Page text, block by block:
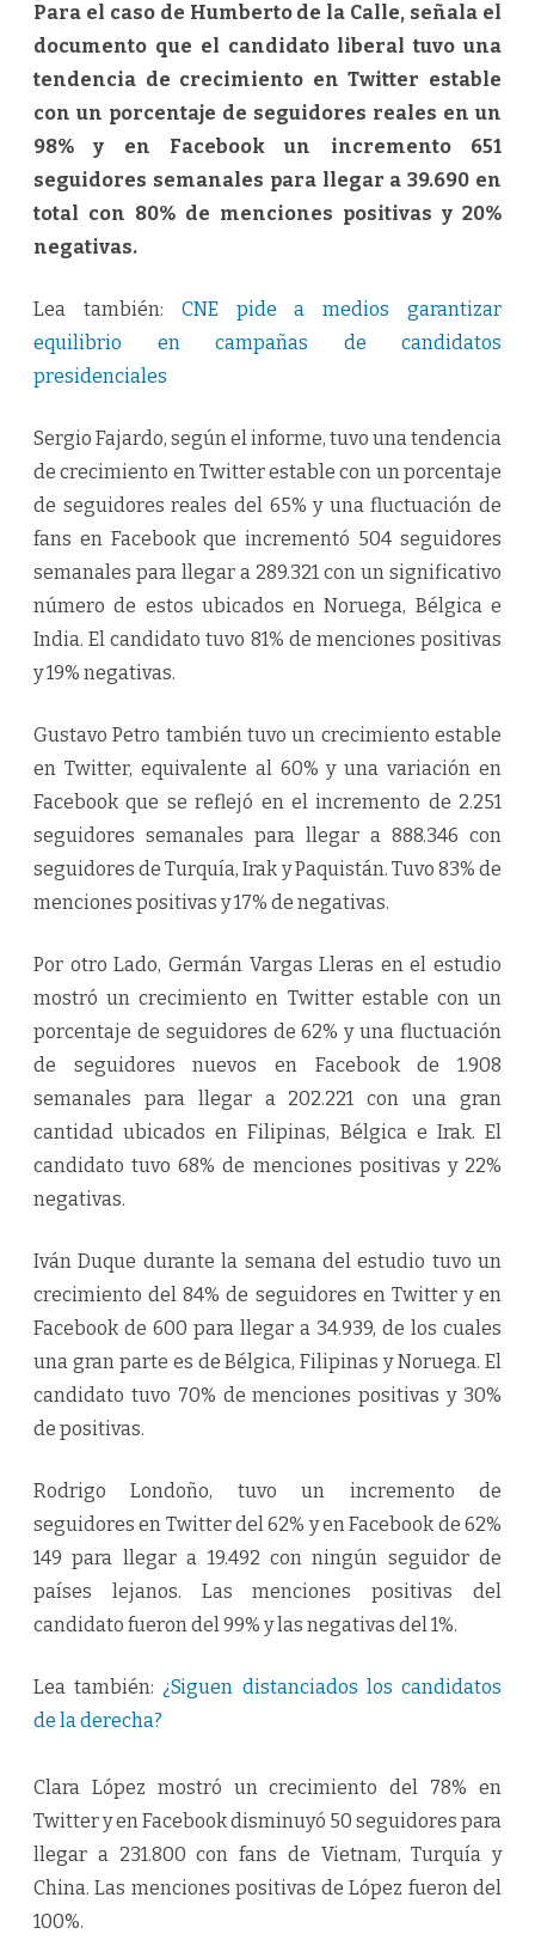
Para el caso de Humberto de la Calle, señala el
documento que el candidato liberal tuvo una
tendencia de crecimiento en Twitter estable
con un porcentaje de seguidores reales en un
98% y en Facebook un incremento 651
seguidores semanales para llegar a 39.690 en
total con 80% de menciones positivas y 20%
negativas.
Lea también: CNE pide a medios garantizar
equilibrio en campañas de candidatos
presidenciales
Sergio Fajardo, según el informe, tuvo una tendencia
de crecimiento en Twitter estable con un porcentaje
de seguidores reales del 65% y una fluctuación de
fans en Facebook que incrementó 504 seguidores
semanales para llegar a 289.321 con un significativo
número de estos ubicados en Noruega, Bélgica e
India. El candidato tuvo 81% de menciones positivas
y 19% negativas.
Gustavo Petro también tuvo un crecimiento estable
en Twitter, equivalente al 60% y una variación en
Facebook que se reflejó en el incremento de 2.251
seguidores semanales para llegar a 888.346 con
seguidores de Turquía, Irak y Paquistán. Tuvo 83% de
menciones positivas y 17% de negativas.
Por otro Lado, Germán Vargas Lleras en el estudio
mostró un crecimiento en Twitter estable con un
porcentaje de seguidores de 62% y una fluctuación
de seguidores nuevos en Facebook de 1.908
semanales para llegar a 202.221 con una gran
cantidad ubicados en Filipinas, Bélgica e Irak. El
candidato tuvo 68% de menciones positivas y 22%
negativas.
Iván Duque durante la semana del estudio tuvo un
crecimiento del 84% de seguidores en Twitter y en
Facebook de 600 para llegar a 34.939, de los cuales
una gran parte es de Bélgica, Filipinas y Noruega. El
candidato tuvo 70% de menciones positivas y 30%
de positivas.
Rodrigo Londoño, tuvo un incremento de
seguidores en Twitter del 62% y en Facebook de 62%
149 para llegar a 19.492 con ningún seguidor de
países lejanos. Las menciones positivas del
candidato fueron del 99% y las negativas del 1%.
Lea también: ¿Siguen distanciados los candidatos
de la derecha?
Clara López mostró un crecimiento del 78% en
Twitter y en Facebook disminuyó 50 seguidores para
llegar a 231.800 con fans de Vietnam, Turquía y
China. Las menciones positivas de López fueron del
100%.